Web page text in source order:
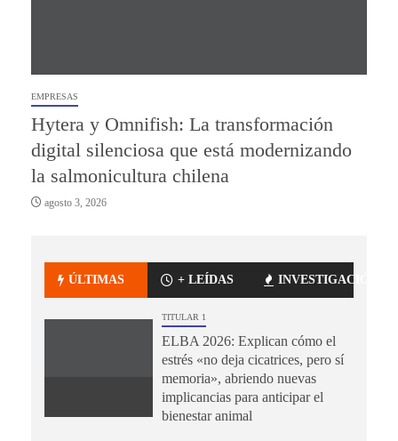
EMPRESAS
Hytera y Omnifish: La transformación
digital silenciosa que está modernizando
la salmonicultura chilena
agosto 3, 2026
ÚLTIMAS + LEÍDAS INVESTIGACIÓN
TITULAR 1
ELBA 2026: Explican cómo el
estrés «no deja cicatrices, pero sí
memoria», abriendo nuevas
implicancias para anticipar el
bienestar animal